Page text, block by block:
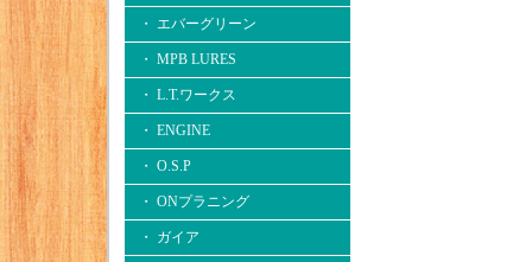
・ エバーグリーン
・ MPB LURES
・ L.T.ワークス
・ ENGINE
・ O.S.P
・ ONプラニング
・ ガイア